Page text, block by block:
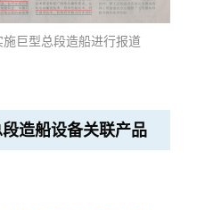
巨型总段造船进行报道
造船设备关联产品